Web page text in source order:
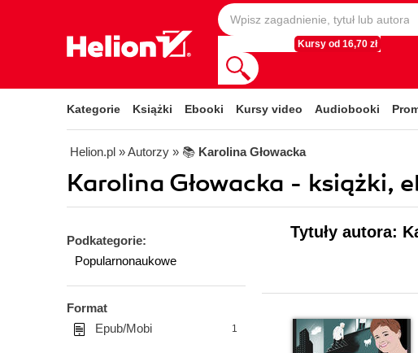
Kursy od 16,70 zł
Kategorie Książki Ebooki Kursy video Audiobooki
Helion.pl » Autorzy » 📚 Karolina Głowacka
Karolina Głowacka - książki,
Podkategorie:
Popularnonaukowe
Format
Epub/Mobi
1
Tytuły autora: